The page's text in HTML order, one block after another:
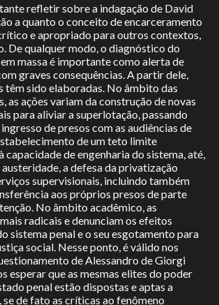
refletir sobre a indagação de David
a quanto o conceito de encarceramento
e apropriado para outros contextos,
De qualquer modo, o diagnóstico do
massa é importante como alerta de
graves consequências. A partir dele,
têm sido elaboradas. No âmbito das
as ações variam da construção de novas
para aliviar a superlotação, passando
de presos com as audiências de
de um teto limite
capacidade de engenharia do sistema, até,
a defesa da privatização
supervisionais, incluindo também
aos próprios presos de parte
No âmbito acadêmico, as
radicais e denunciam os efeitos
sistema penal e o seu esgotamento para
social. Nesse ponto, é válido nos
de Alessandro de Giorgi
esperar que as mesmas elites do poder
penal estão dispostas e aptas a
de fato as críticas ao fenômeno